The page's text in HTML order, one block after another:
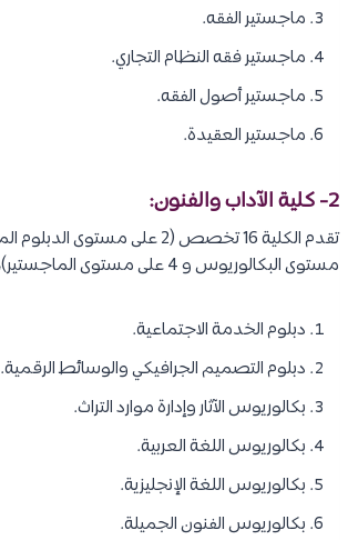
ماجستير الفقه.
ماجستير فقه النظام التجاري.
ماجستير أصول الفقه.
ماجستير العقيدة.
2- كلية الآداب والفنون:
مستوى البكالوريوس و 4 على مستوى الماجستير)، وهم كما يلي:
دبلوم الخدمة الاجتماعية.
دبلوم التصميم الجرافيكي والوسائط الرقمية.
بكالوريوس الآثار وإدارة موارد التراث.
بكالوريوس اللغة العربية.
بكالوريوس اللغة الإنجليزية.
بكالوريوس الفنون الجميلة.